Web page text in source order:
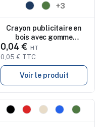
+3
Crayon publicitaire en
bois avec gomme
assortie TRALEM
0,04 €
0,05 € TTC
Voir le produit
Nouveau